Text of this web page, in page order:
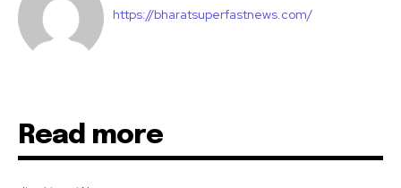
SUBSCRIBE
32,111
Followers Followers Followers
https://bharatsuperfastnews.com/
Read more